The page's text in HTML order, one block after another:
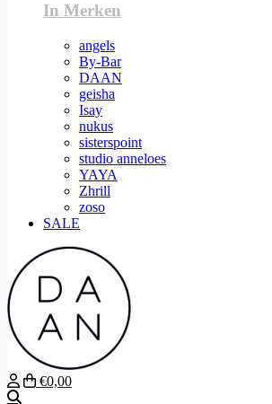
In Merken
angels
By-Bar
DAAN
geisha
Isay
nukus
sisterspoint
studio anneloes
YAYA
Zhrill
zoso
SALE
€0,00